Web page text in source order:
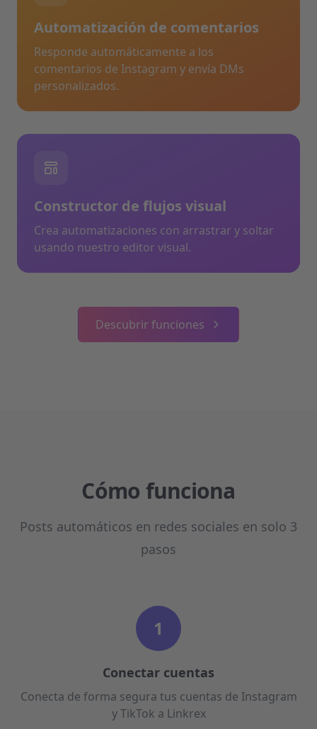
Automatización de comentarios
Responde automáticamente a los
comentarios de Instagram y envía DMs
personalizados.
Constructor de flujos visual
Crea automatizaciones con arrastrar y soltar
usando nuestro editor visual.
Descubrir funciones
Cómo funciona
Posts automáticos en redes sociales en solo 3
pasos
1
Conectar cuentas
Conecta de forma segura tus cuentas de Instagram
y TikTok a Linkrex